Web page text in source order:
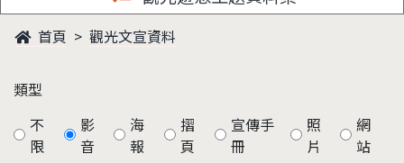
首頁 觀光文宣資料
類型
不
限
影
音
海
報
摺
頁
宣傳手
冊
照
片
網
站